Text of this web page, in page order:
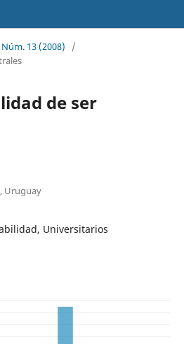
13 (2008)
/
de ser
Uruguay
Universitarios